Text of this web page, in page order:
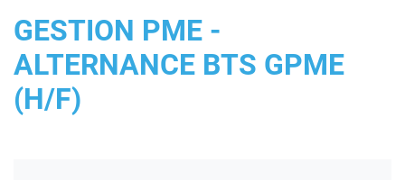
GESTION PME -
ALTERNANCE BTS GPME
(H/F)